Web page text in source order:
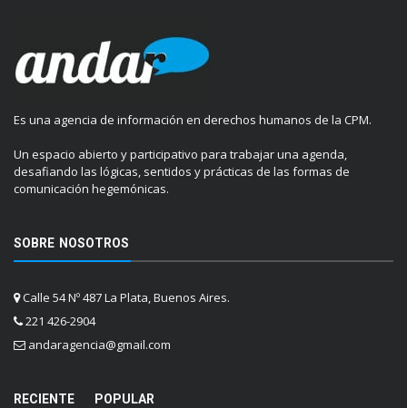
Es una agencia de información en derechos humanos de la CPM.
Un espacio abierto y participativo para trabajar una agenda,
desafiando las lógicas, sentidos y prácticas de las formas de
comunicación hegemónicas.
SOBRE NOSOTROS
Calle 54 Nº 487 La Plata, Buenos Aires.
221 426-2904
andaragencia@gmail.com
RECIENTE POPULAR